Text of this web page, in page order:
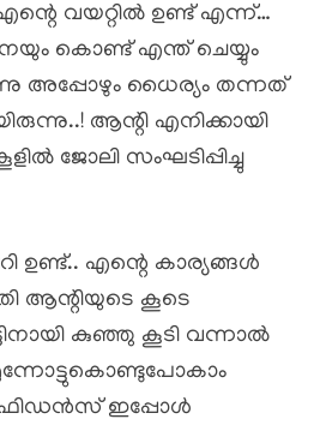
വയറ്റിൽ ഉണ്ട് എന്ന്…
കൊണ്ട് എന്ത് ചെയ്യും
അപ്പോഴും ധൈര്യം തന്നത്
ആന്റി എനിക്കായി
ജോലി സംഘടിപ്പിച്ചു
ഉണ്ട്.. എന്റെ കാര്യങ്ങൾ
ആന്റിയുടെ കൂടെ
കുഞ്ഞു കൂടി വന്നാൽ
ഇപ്പോൾ